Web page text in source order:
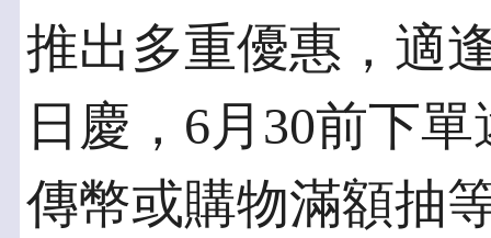
推出多重優惠，適
日慶，6月30前下
傳幣或購物滿額抽